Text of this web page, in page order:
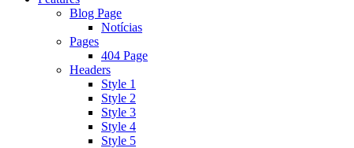
Blog Page
Notícias
Pages
404 Page
Headers
Style 1
Style 2
Style 3
Style 4
Style 5